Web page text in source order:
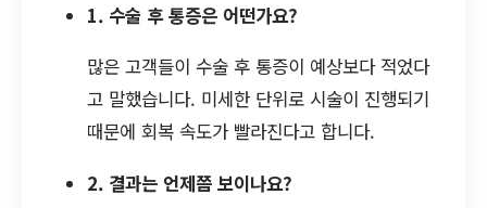
1. 수술 후 통증은 어떤가요?
많은 고객들이 수술 후 통증이 예상보다 적었다
고 말했습니다. 미세한 단위로 시술이 진행되기
때문에 회복 속도가 빨라진다고 합니다.
2. 결과는 언제쯤 보이나요?